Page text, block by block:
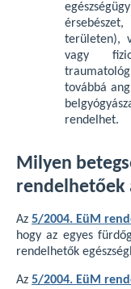
területen),
vagy
továbbá
rendelhet.
Milyen
rendelhetőek
Az 5/2004. EüM
hogy az egyes
rendelhetők
Az 5/2004. EüM